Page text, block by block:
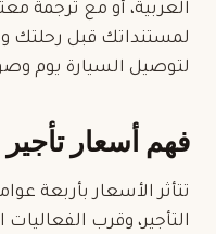
العربية، أو مع ترجمة
لمستنداتك قبل رحلتك
لتوصيل السيارة يوم
فهم أسعار
تتأثر الأسعار بأربعة
التأجير، وقرب